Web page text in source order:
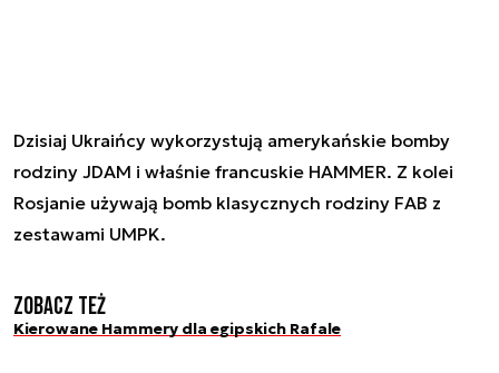
Dzisiaj Ukraińcy wykorzystują amerykańskie bomby
rodziny JDAM i właśnie francuskie HAMMER. Z kolei
Rosjanie używają bomb klasycznych rodziny FAB z
zestawami UMPK.
Zobacz też
Kierowane Hammery dla egipskich Rafale